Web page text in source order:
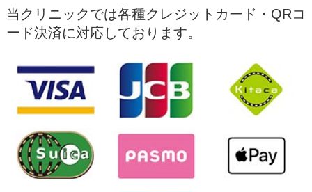
予約なしで狂犬病ワクチン、混合ワクチン、
接種できますのでご利用ください。
います（予約制）
最新の医療機器、プラズマ治療も可能です。
お気軽にお問合せください。
薬で駆除して、成虫にならないようにするの
がフィラリア症の予防なのです。なので、予
防のシーズンが、蚊が出始めた一ヶ月後か
ら、蚊が出なくなった時期の一ヶ月後まで
で、月1回の予防(駆除)が必要なのはそのため
です。
【フィラリア症の治療は感染させないことが
大事】
フィラリア症になってからの治療は、新たに
当クリニックでは各種クレジットカード・QRコ
ード決済に対応しております。